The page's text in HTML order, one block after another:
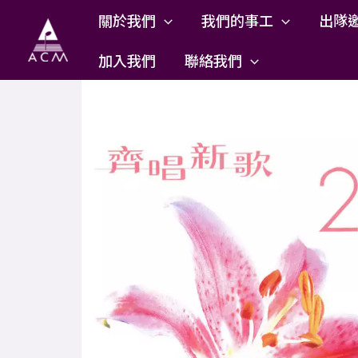
content
關於我們 我們的事工
出隊
加入我們
聯絡我們